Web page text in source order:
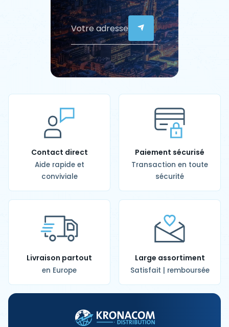
Contact direct
Aide rapide et
conviviale
Paiement sécurisé
Transaction en toute
sécurité
Livraison partout
en Europe
Large assortiment
Satisfait | remboursée